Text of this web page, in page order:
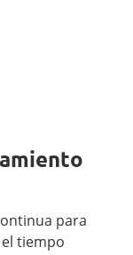
para
tiempo